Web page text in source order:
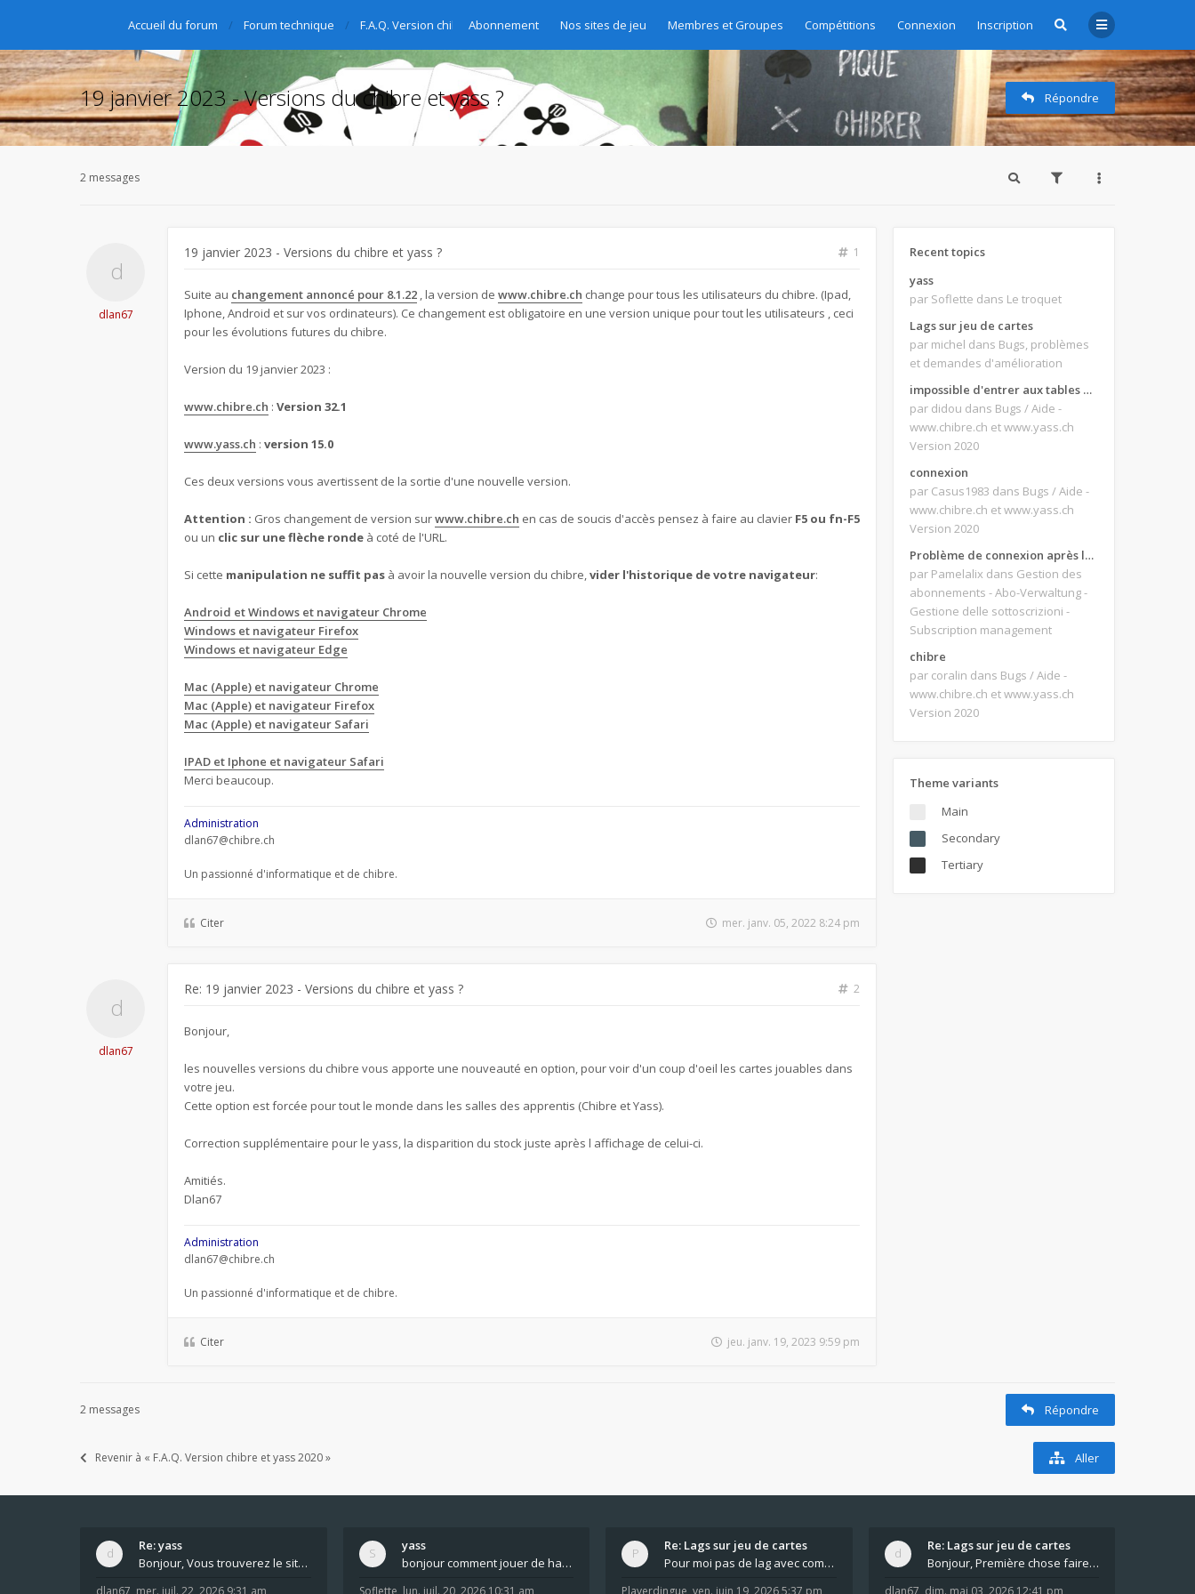
Abonnement Nos sites de jeu Membres et Groupes Compétitions Connexion Inscription
Accueil du forum Forum technique F.A.Q. Version chibre et yass 2020
19 janvier 2023 - Versions du chibre et yass ? Répondre
2 messages
dlan67
19 janvier 2023 - Versions du chibre et yass ? 1
Suite au changement annoncé pour 8.1.22 , la version de www.chibre.ch change pour tous les utilisateurs du chibre. (Ipad,
Iphone, Android et sur vos ordinateurs). Ce changement est obligatoire en une version unique pour tout les utilisateurs , ceci
pour les évolutions futures du chibre.
Version du 19 janvier 2023 :
www.chibre.ch : Version 32.1
www.yass.ch : version 15.0
Ces deux versions vous avertissent de la sortie d'une nouvelle version.
Attention : Gros changement de version surwww.chibre.ch en cas de soucis d'accès pensez à faire au clavier F5 ou fn-F5
ou un clic sur une flèche ronde à coté de l'URL.
Si cette manipulation ne suffit pas à avoir la nouvelle version du chibre,vider l'historique de votre navigateur:
Android et Windows et navigateur Chrome
Windows et navigateur Firefox
Windows et navigateur Edge
Mac (Apple) et navigateur Chrome
Mac (Apple) et navigateur Firefox
Mac (Apple) et navigateur Safari
IPAD et Iphone et navigateur Safari
Merci beaucoup.
Administration
dlan67@chibre.ch
Un passionné d'informatique et de chibre.
Citer mer. janv. 05, 2022 8:24 pm
dlan67
Re: 19 janvier 2023 - Versions du chibre et yass ? 2
Bonjour,
les nouvelles versions du chibre vous apporte une nouveauté en option, pour voir d'un coup d'oeil les cartes jouables dans
votre jeu.
Cette option est forcée pour tout le monde dans les salles des apprentis (Chibre et Yass).
Correction supplémentaire pour le yass, la disparition du stock juste après l affichage de celui-ci.
Amitiés.
Dlan67
Administration
dlan67@chibre.ch
Un passionné d'informatique et de chibre.
Citer jeu. janv. 19, 2023 9:59 pm
Recent topics
yass
par Soflette dans Le troquet
Lags sur jeu de cartes
par michel dans Bugs, problèmes
et demandes d'amélioration
impossible d'entrer aux tables de jeux
par didou dans Bugs / Aide -
www.chibre.ch et www.yass.ch
Version 2020
connexion
par Casus1983 dans Bugs / Aide -
www.chibre.ch et www.yass.ch
Version 2020
Problème de connexion après le changement d'adresse e-mail.
par Pamelalix dans Gestion des
abonnements - Abo-Verwaltung -
Gestione delle sottoscrizioni -
Subscription management
chibre
par coralin dans Bugs / Aide -
www.chibre.ch et www.yass.ch
Version 2020
Theme variants
Main
Secondary
Tertiary
2 messages Répondre
Revenir à « F.A.Q. Version chibre et yass 2020 » Aller
Re: yass
Bonjour, Vous trouverez le site ici dans le foru
dlan67 mer. juil. 22, 2026 9:31 am
yass
bonjour comment jouer de haut en bas tout atout mi
Soflette lun. juil. 20, 2026 10:31 am
Re: Lags sur jeu de cartes
Pour moi pas de lag avec comme navigateur Chrome
Playerdingue ven. juin 19, 2026 5:37 pm
Re: Lags sur jeu de cartes
Bonjour, Première chose faire un arrêt complet de
dlan67 dim. mai 03, 2026 12:41 pm